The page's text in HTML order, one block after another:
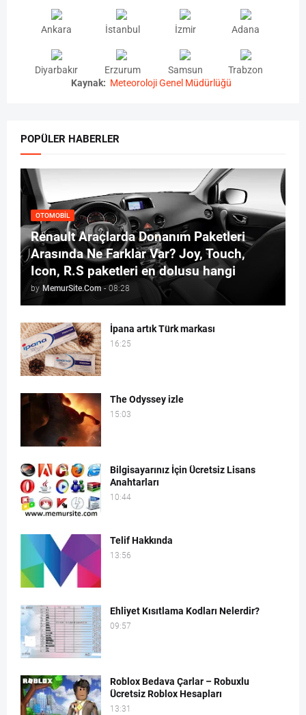
Ankara İstanbul İzmir Adana
Diyarbakır Erzurum Samsun
Trabzon
Kaynak: Meteoroloji Genel Müdürlüğü
POPÜLER HABERLER
OTOMOBIL
Renault Araçlarda Donanım Paketleri
Arasında Ne Farklar Var? Joy, Touch,
Icon, R.S paketleri en dolusu hangi
by MemurSite.Com - 08:28
İpana artık Türk markası
16:25
The Odyssey izle
15:03
Bilgisayarınız İçin Ücretsiz Lisans
Anahtarları
10:44
Telif Hakkında
13:56
Ehliyet Kısıtlama Kodları Nelerdir?
09:57
Roblox Bedava Çarlar – Robuxlu
Ücretsiz Roblox Hesapları
13:31